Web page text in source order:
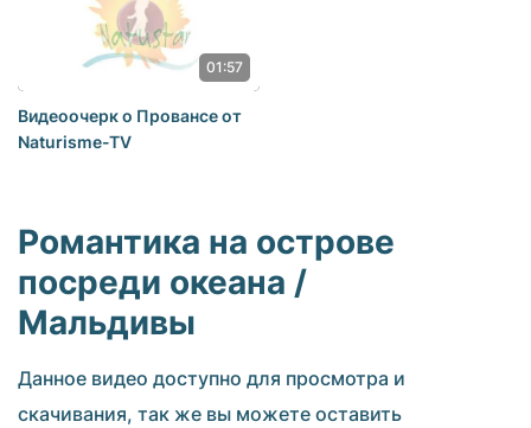
01:57
Видеоочерк о Провансе от
Naturisme-TV
Романтика на острове
посреди океана /
Мальдивы
Данное видео доступно для просмотра и
скачивания, так же вы можете оставить